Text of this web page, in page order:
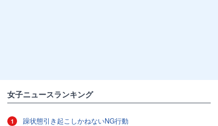
女子ニュースランキング
1 躁状態引き起こしかねないNG行動